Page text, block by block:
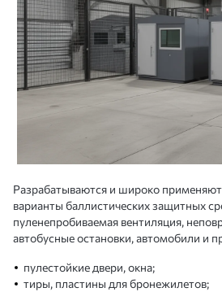
Разрабатываются и широко
варианты баллистических защитных
пуленепробиваемая вентиляция,
автобусные остановки, автомобили и
пулестойкие двери, окна;
тиры, пластины для бронежилетов;